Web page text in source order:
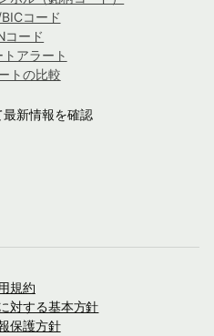
コード
コード
アラート
トの比較
最新情報を確認
規約
対する基本方針
保護方針